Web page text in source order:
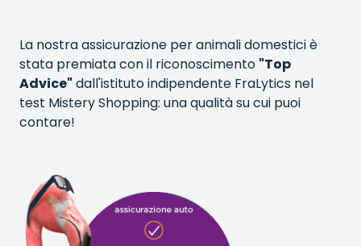
La nostra assicurazione per animali domestici è
stata premiata con il riconoscimento "Top
Advice" dall'istituto indipendente FraLytics nel
test Mistery Shopping: una qualità su cui puoi
contare!